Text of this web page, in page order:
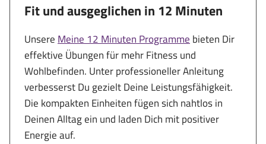
Fit und ausgeglichen in 12 Minuten
Unsere Meine 12 Minuten Programme bieten Dir
effektive Übungen für mehr Fitness und
Wohlbefinden. Unter professioneller Anleitung
verbesserst Du gezielt Deine Leistungsfähigkeit.
Die kompakten Einheiten fügen sich nahtlos in
Deinen Alltag ein und laden Dich mit positiver
Energie auf.